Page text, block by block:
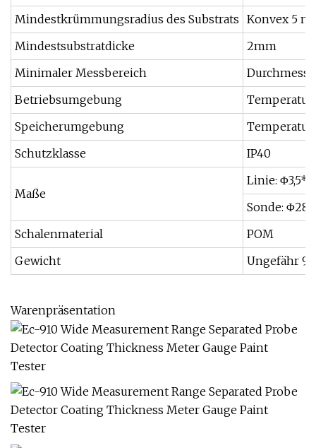
Mindestkrümmungsradius des Substrats Konvex 5
Mindestsubstratdicke
2mm
Minimaler Messbereich
Betriebsumgebung
Speicherumgebung
Schutzklasse
IP40
Maße
Linie:
Sonde:
Schalenmaterial
POM
Gewicht
Ungefähr
Warenpräsentation